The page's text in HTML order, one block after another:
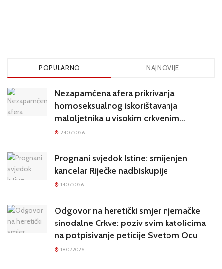
POPULARNO NAJNOVIJE
Nezapamćena afera prikrivanja
homoseksualnog iskorištavanja
maloljetnika u visokim crkvenim
krugovima potresa Hrvatsku
24.07.2026
Prognani svjedok Istine: smijenjen
kancelar Riječke nadbiskupije
14.07.2026
Odgovor na heretički smjer njemačke
sinodalne Crkve: poziv svim katolicima
na potpisivanje peticije Svetom Ocu
18.07.2026